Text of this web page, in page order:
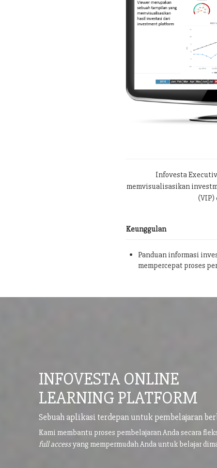
Infovesta
memvisualisasikan
(VIP)
Keunggulan
Panduan informasi
mempercepat proses
INFOVESTA ONLINE
LEARNING PLATFORM
Sebuah aplikasi terdepan untuk pembelajaran
Kami membantu proses pembelajaran Anda secara
full accessyang mempermudah Anda untuk belajar